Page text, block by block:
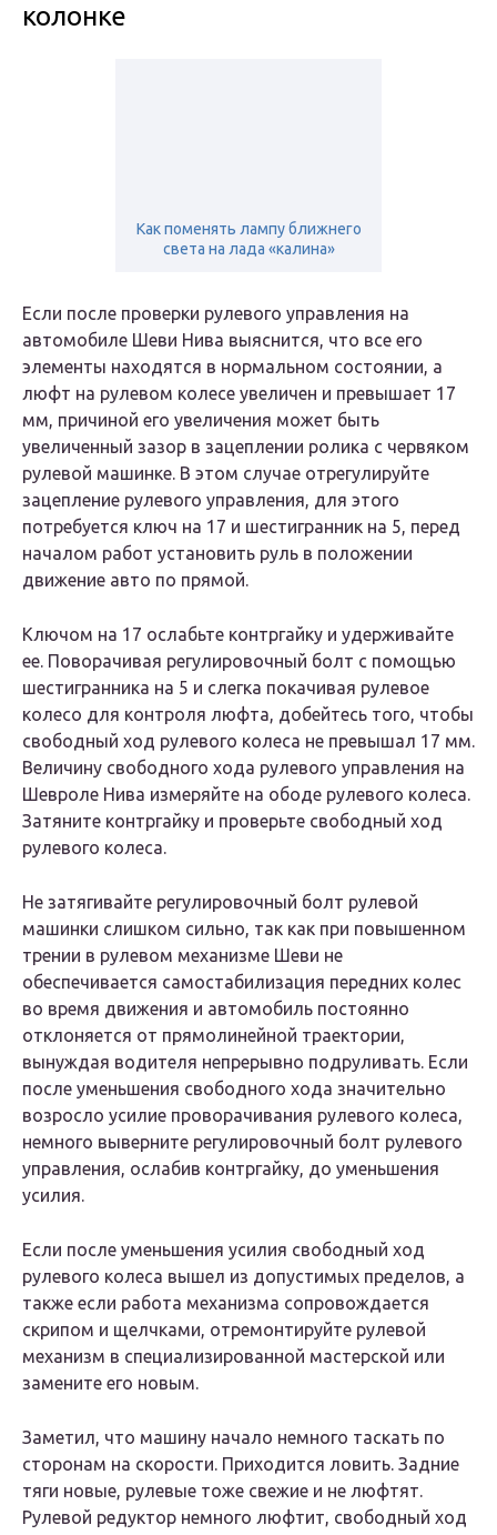
колонке
Как поменять лампу ближнего
света на лада «калина»
Если после проверки рулевого управления на
автомобиле Шеви Нива выяснится, что все его
элементы находятся в нормальном состоянии, а
люфт на рулевом колесе увеличен и превышает 17
мм, причиной его увеличения может быть
увеличенный зазор в зацеплении ролика с червяком
рулевой машинке. В этом случае отрегулируйте
зацепление рулевого управления, для этого
потребуется ключ на 17 и шестигранник на 5, перед
началом работ установить руль в положении
движение авто по прямой.
Ключом на 17 ослабьте контргайку и удерживайте
ее. Поворачивая регулировочный болт с помощью
шестигранника на 5 и слегка покачивая рулевое
колесо для контроля люфта, добейтесь того, чтобы
свободный ход рулевого колеса не превышал 17 мм.
Величину свободного хода рулевого управления на
Шевроле Нива измеряйте на ободе рулевого колеса.
Затяните контргайку и проверьте свободный ход
рулевого колеса.
Не затягивайте регулировочный болт рулевой
машинки слишком сильно, так как при повышенном
трении в рулевом механизме Шеви не
обеспечивается самостабилизация передних колес
во время движения и автомобиль постоянно
отклоняется от прямолинейной траектории,
вынуждая водителя непрерывно подруливать. Если
после уменьшения свободного хода значительно
возросло усилие проворачивания рулевого колеса,
немного выверните регулировочный болт рулевого
управления, ослабив контргайку, до уменьшения
усилия.
Если после уменьшения усилия свободный ход
рулевого колеса вышел из допустимых пределов, а
также если работа механизма сопровождается
скрипом и щелчками, отремонтируйте рулевой
механизм в специализированной мастерской или
замените его новым.
Заметил, что машину начало немного таскать по
сторонам на скорости. Приходится ловить. Задние
тяги новые, рулевые тоже свежие и не люфтят.
Рулевой редуктор немного люфтит, свободный ход